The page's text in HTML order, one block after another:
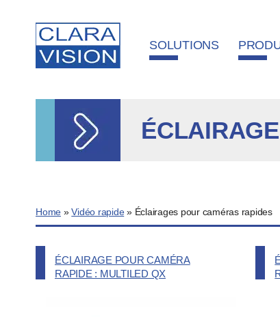
SOLUTIONS
Home »Vidéo rapide» Éclairages pour caméras rapides
ÉCLAIRAGE POUR CAMÉRA
RAPIDE : MULTILED QX